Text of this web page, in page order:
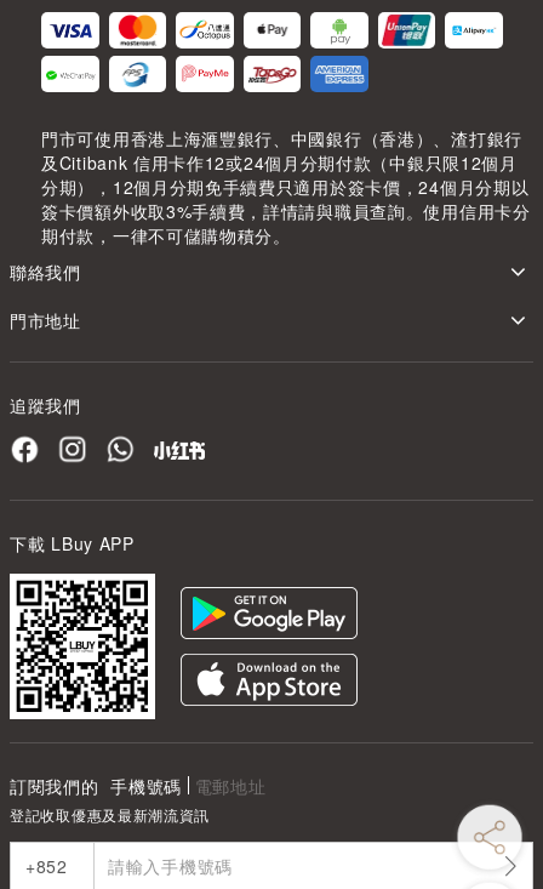
門市可使用香港上海滙豐銀行、中國銀行（香港）、渣打銀行
及Citibank 信用卡作12或24個月分期付款（中銀只限12個月
分期），12個月分期免手續費只適用於簽卡價，24個月分期以
簽卡價額外收取3%手續費，詳情請與職員查詢。使用信用卡分
期付款，一律不可儲購物積分。
聯絡我們
門市地址
追蹤我們
下載 LBuy APP
訂閱我們的 手機號碼 電郵地址
登記收取優惠及最新潮流資訊